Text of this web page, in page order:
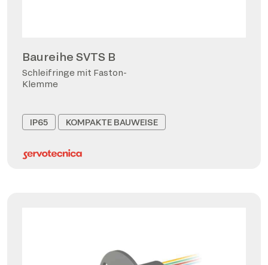
Baureihe SVTS B
Schleifringe mit Faston-
Klemme
IP65 KOMPAKTE BAUWEISE